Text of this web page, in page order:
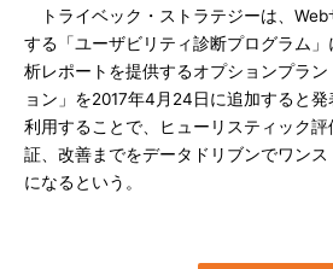
トライベック・ストラテジーは、Web
する「ユーザビリティ診断プログラム
析レポートを提供するオプションプラ
ョン」を2017年4月24日に追加すると
利用することで、ヒューリスティック
証、改善までをデータドリブンでワン
になるという。